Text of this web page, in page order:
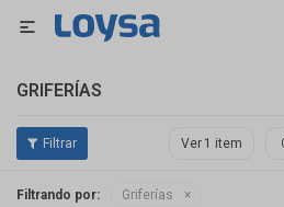

GRIFERÍAS
Ver
Filtrando por: Griferías